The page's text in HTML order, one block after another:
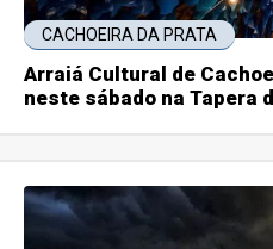
CACHOEIRA DA PRATA
Arraiá Cultural de
neste sábado na Tapera